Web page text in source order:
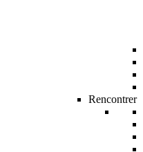
Rencontrer